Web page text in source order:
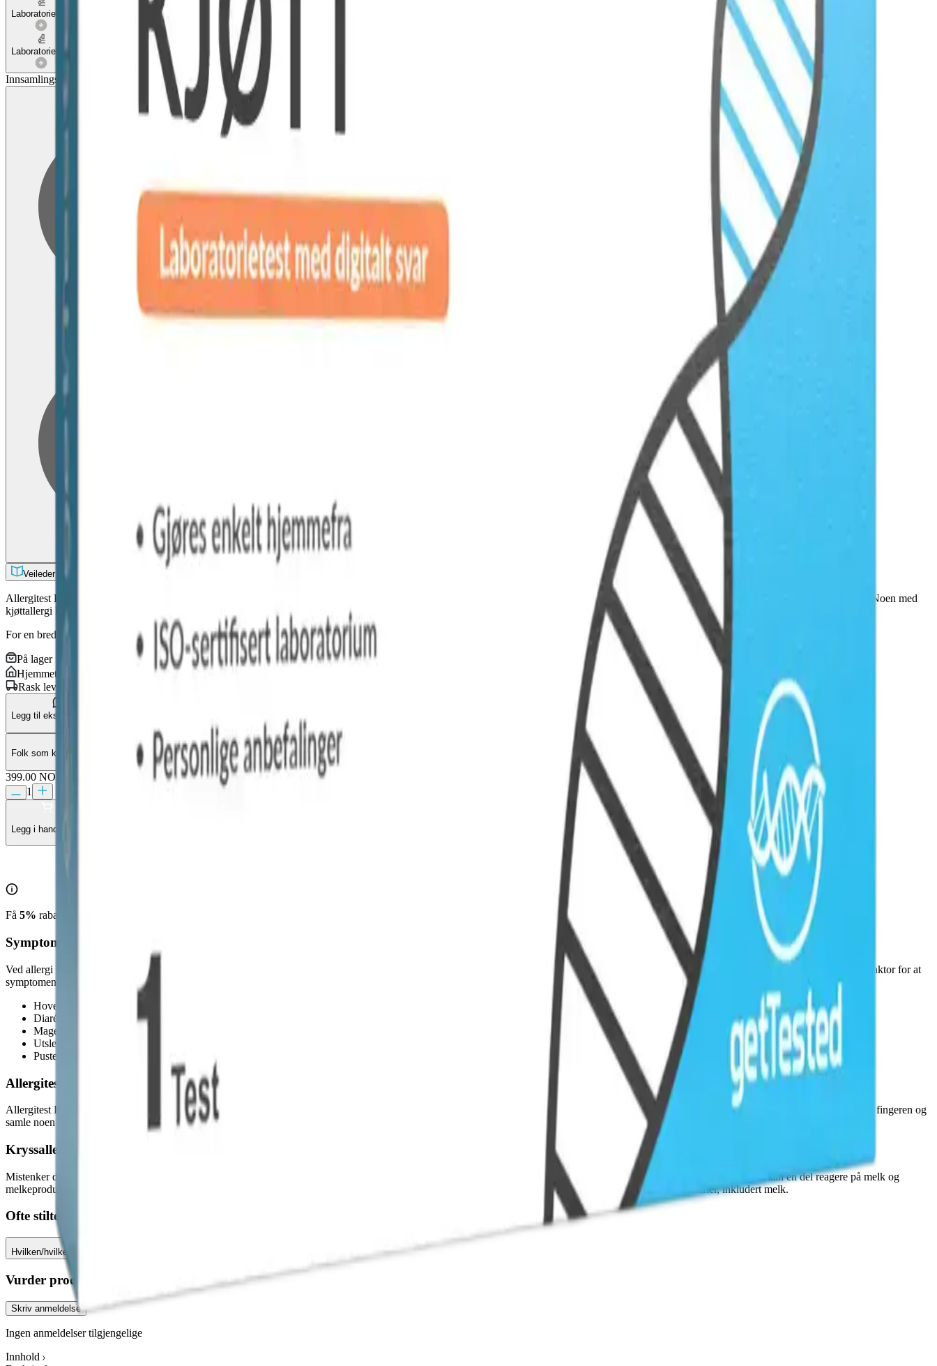
Laboratorietest
Laboratorietest
Innsamlingsmetoder
Blodprøver
Blodprøver
Veileder
Allergitest Kjøtt er en enkel test som viser om du har allergi mot kjøtt, nærmere bestemt svinekjøtt, storfekjøtt, kylling eller lam. Resultatet rapporteres som én samlet markør for alle disse kjøttypene. Noen med
kjøttallergi kan også oppleve kryssreaktivitet mot melk.
For en bredere oversikt måler vår komplette allergitest ikkebare kjøtt og fisk, men også melk og totalt 38 ulike stoffer, inkludert pollen, pelsdyr og muggsopp.
På lager
Hjemmetester
Rask levering
Legg til ekstra tjenester
Folk som kjøper denne testen, kjøper også vanligvis
399.00 NOK
1
Legg i handlekurv
Få 5% rabatt på 2 labtester, og
Symptomer ved kjøttallergi
Ved allergi mot kjøtt viser symptomer seg vanligvis med en liten forsinkelse, som innebærer at det kan ta flere timer etter inntak av kjøtt før symptomene viser seg. I blant kreves det en medvirkende faktor for at
symptomene utløses, som for eksempel inntak av alkohol eller visse legemidler. Vanlige symptomer for kjøttallergi er:
Hoven i munn og/eller hals
Diaré
Magekramper
Utslett
Pustebesvær
Allergitest Kjøtt - Test enkelt hjemme
Allergitest Kjøtt er en test du gjennomfører ved en enkel blodprøve som du deretter sender inn til vårt laboratorium for analyse. Blodprøven er en kappilær blodprøve, og du trenger kun å stikke deg i fingeren og
samle noen få dråper blod. Du mottar testresultatet digitalt innen 15 arbeidsdager etter at resultatet er send inn til analyse.
Kryssallergi
Mistenker du at du har flere former for allergi, som andre matallergier, pollenallergi eller pelsdyrallergi? Det kan være kryssallergi eller en kryssreaksjon. Ved allergi mot kjøtt kan en del reagere på melk og
melkeprodukter som en kryssreaksjon. Vi anbefaler
dersom du mistenker flere allergier eller kryssallergi. Du får da svar på 38 ulike emner, inkludert melk.
Ofte stilte spørsmål
Hvilken/hvilke testmetode(r) brukes i analysen?
Vurder produkt
Skriv anmeldelse
Ingen anmeldelser tilgjengelige
Innhold